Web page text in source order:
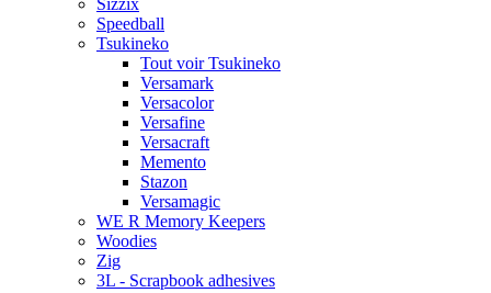
Sizzix
Speedball
Tsukineko
Tout voir Tsukineko
Versamark
Versacolor
Versafine
Versacraft
Memento
Stazon
Versamagic
WE R Memory Keepers
Woodies
Zig
3L - Scrapbook adhesives